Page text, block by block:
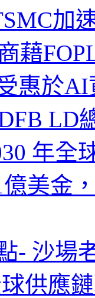
加
藉
惠於
LD
年
美金
- 沙場
球供應